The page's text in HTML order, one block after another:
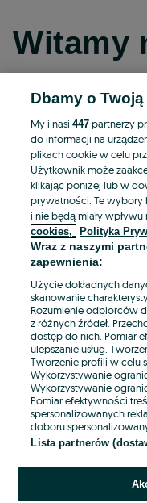
Witamy
E-mail
Hasło
Nie pamiętasz hasła?
Dbamy o
My i nasi447 partnerzy
do informacji na
plikach cookie w celu
Użytkownik może
klikając poniżej lub w
prywatności. Te wybory
i nie będą miały wpływu
cookies,
Polityka
Wraz z naszymi
zapewnienia:
Użycie dokładnych
skanowanie
Rozumienie odbiorców
z różnych źródeł.
dostęp do nich. Pomiar
ulepszanie usług.
Tworzenie profili w celu
Wykorzystywanie
Wykorzystywanie
Pomiar efektywności
spersonalizowanych
doboru
Lista partnerów